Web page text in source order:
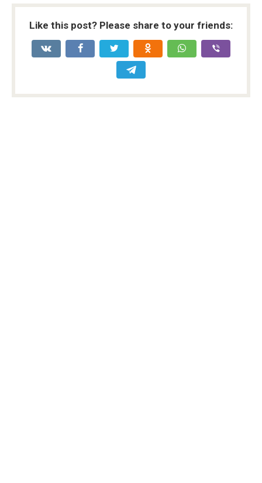
Like this post? Please share to your friends: